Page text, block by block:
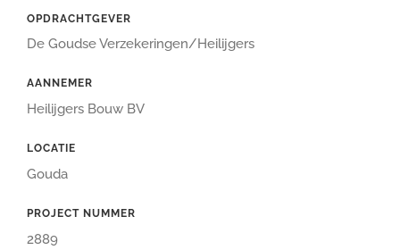
OPDRACHTGEVER
De Goudse Verzekeringen/Heilijgers
AANNEMER
Heilijgers Bouw BV
LOCATIE
Gouda
PROJECT NUMMER
2889